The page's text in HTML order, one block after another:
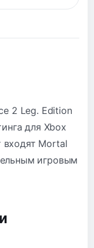
2 Leg. Edition
для Xbox
входят Mortal
игровым